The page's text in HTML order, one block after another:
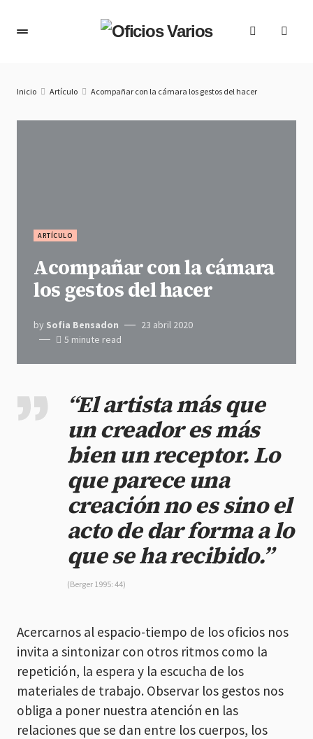
Inicio Artículo Acompañar con la cámara los gestos del hacer
ARTÍCULO
Acompañar con la cámara
los gestos del hacer
by Sofia Bensadon
23 abril 2020
5 minute read
“El artista más que
un creador es más
bien un receptor. Lo
que parece una
creación no es sino el
acto de dar forma a lo
que se ha recibido.”
(Berger 1995: 44)
Acercarnos al espacio-tiempo de los oficios nos
invita a sintonizar con otros ritmos como la
repetición, la espera y la escucha de los
materiales de trabajo. Observar los gestos nos
obliga a poner nuestra atención en las
relaciones que se dan entre los cuerpos, los